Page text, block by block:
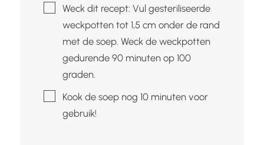
▢Weck dit recept: Vul gesteriliseerde
weckpotten tot 1,5 cm onder de rand
met de soep. Weck de weckpotten
gedurende 90 minuten op 100
graden.
▢Kook de soep nog 10 minuten voor
gebruik!